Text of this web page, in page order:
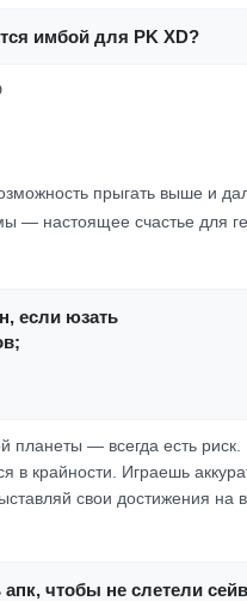
имбой для PK XD?
прыгать выше и
— настоящее счастье для
если юзать
планеты — всегда есть
в крайности. Играешь
свои достижения на
апк, чтобы не слетели